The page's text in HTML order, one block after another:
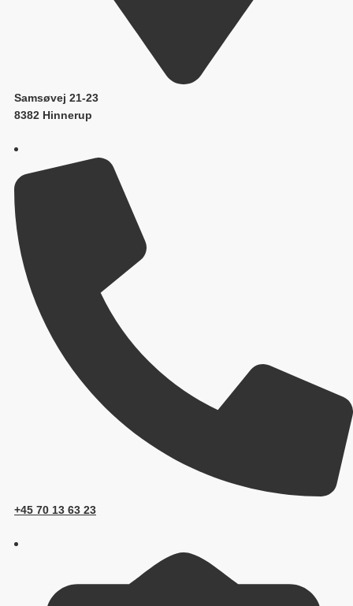
Samsøvej 21-23
8382 Hinnerup
+45 70 13 63 23